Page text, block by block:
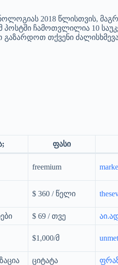
2018 წლისთვის,
პოსტში ჩამოთვლილია 10
თქვენი
ფასი
freemium
$ 360 / წელი
$ 69 / თვე
$1,000/მ
ციტატა